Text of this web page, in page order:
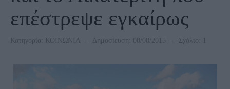
επέστρεψε εγκαίρως
Κατηγορία: ΚΟΙΝΩΝΙΑ Δημοσίευση: 08/08/2015 Σχόλιο: 1